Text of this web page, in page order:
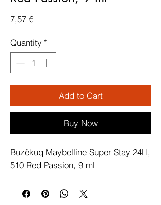
7,57 €Price
Quantity *
Add to Cart
Buy Now
Buzëkuq Maybelline Super Stay 24H,
510 Red Passion, 9 ml